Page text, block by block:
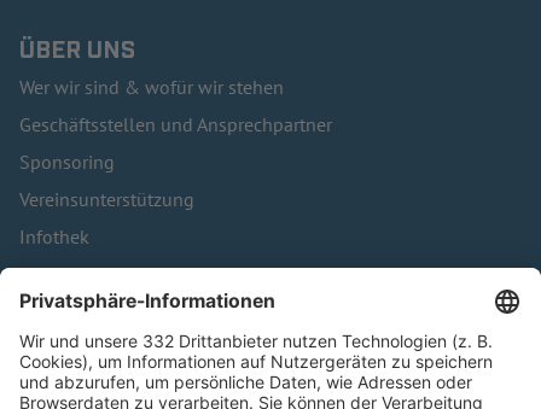
ÜBER UNS
Wer wir sind & wofür wir stehen
Geschäftsstellen und Ansprechpartner
Sponsoring
Vereinsunterstützung
Infothek
Kontakt
HÄUFIG BESUCHTE SEITEN
Pässe und Vereinswechsel